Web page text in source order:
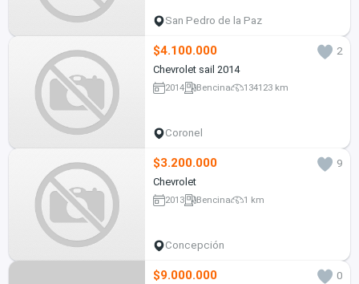
San Pedro de la Paz
$4.100.000
2
Chevrolet sail 2014
2014 Bencina 134123 km
Coronel
$3.200.000
9
Chevrolet
2013 Bencina 1 km
Concepción
$9.000.000
0